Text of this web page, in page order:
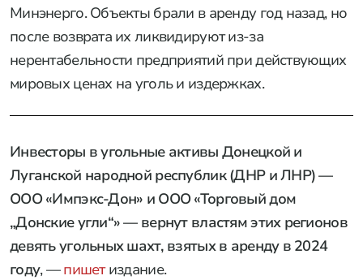
Минэнерго. Объекты брали в аренду год назад, но
после возврата их ликвидируют из-за
нерентабельности предприятий при действующих
мировых ценах на уголь и издержках.
Инвесторы в угольные активы Донецкой и
Луганской народной республик (ДНР и ЛНР) —
ООО «Импэкс-Дон» и ООО «Торговый дом
„Донские угли“» — вернут властям этих регионов
девять угольных шахт, взятых в аренду в 2024
году, —пишетиздание.